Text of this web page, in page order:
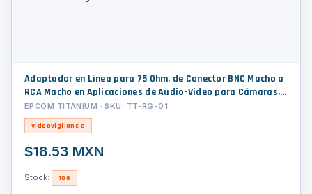
Adaptador en Línea para 75 Ohm, de Conector BNC Macho a
RCA Macho en Aplicaciones de Audio-Video para Cámaras,
Monitores y DVR's.
EPCOM TITANIUM · SKU: TT-RG-01
Videovigilancia
$18.53 MXN
Stock: 106